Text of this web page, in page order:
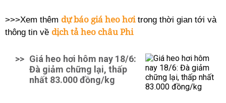
>>>Xem thêm dự báo giá heo hơitrong thời gian tới và
thông tin về dịch tả heo châu Phi
>> Giá heo hơi hôm nay 18/6:
Đà giảm chững lại, thấp
nhất 83.000 đồng/kg